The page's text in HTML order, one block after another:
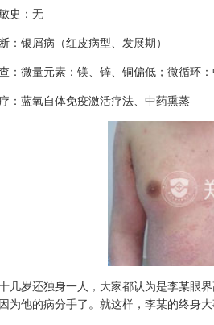
史：无
：银屑病（红皮病型、发展期）
：微量元素：镁、锌、铜偏低；微循环：
：蓝氧自体免疫激活疗法、中药熏蒸
几岁还独身一人，大家都认为是李某眼
为他的病分手了。就这样，李某的终身大